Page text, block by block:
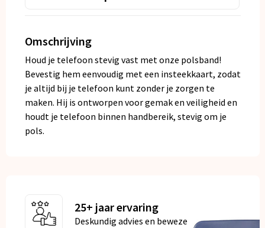
Omschrijving
Houd je telefoon stevig vast met onze polsband!
Bevestig hem eenvoudig met een insteekkaart, zodat
je altijd bij je telefoon kunt zonder je zorgen te
maken. Hij is ontworpen voor gemak en veiligheid en
houdt je telefoon binnen handbereik, stevig om je
pols.
25+ jaar ervaring
Deskundig advies en bewezen kwaliteit